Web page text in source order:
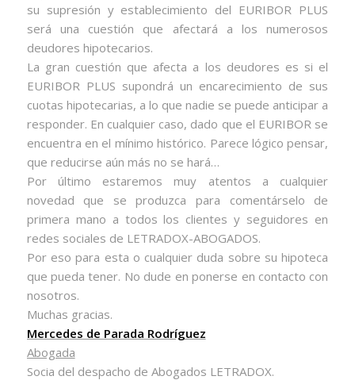
su supresión y establecimiento del EURIBOR PLUS
será una cuestión que afectará a los numerosos
deudores hipotecarios.
La gran cuestión que afecta a los deudores es si el
EURIBOR PLUS supondrá un encarecimiento de sus
cuotas hipotecarias, a lo que nadie se puede anticipar a
responder. En cualquier caso, dado que el EURIBOR se
encuentra en el mínimo histórico. Parece lógico pensar,
que reducirse aún más no se hará…
Por último estaremos muy atentos a cualquier
novedad que se produzca para comentárselo de
primera mano a todos los clientes y seguidores en
redes sociales de LETRADOX-ABOGADOS.
Por eso para esta o cualquier duda sobre su hipoteca
que pueda tener. No dude en ponerse en contacto con
nosotros.
Muchas gracias.
Mercedes de Parada Rodríguez
Abogada
Socia del despacho de Abogados LETRADOX.